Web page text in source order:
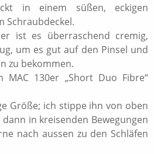
in einem süßen, eckigen
Schraubdeckel.
ist es überraschend cremig,
um es gut auf den Pinsel und
zu bekommen.
130er „Short Duo Fibre“
Größe; ich stippe ihn von oben
in kreisenden Bewegungen
nach aussen zu den Schläfen